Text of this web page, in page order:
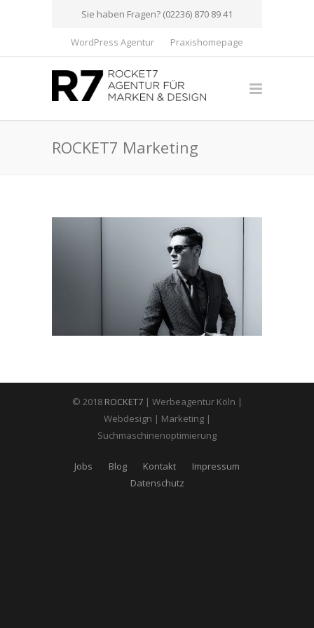
Sie haben Fragen? (02236) 870 89 41
WordPress Agentur Praxishomepage
ROCKET7 Marketing
© 2018 ROCKET7| Werbeagentur Köln |
Webdesign | Marketing |
Suchmaschinenoptimierung
Jobs Blog Kontakt
Impressum
Datenschutz